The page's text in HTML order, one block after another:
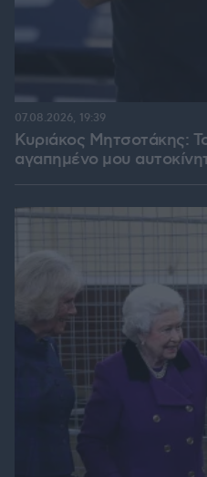
Κυριάκος Μητσοτάκης:
αγαπημένο μου
07.08.2026, 19:39